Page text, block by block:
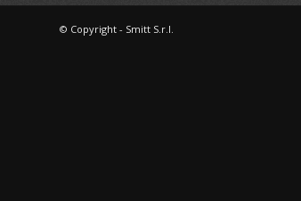
© Copyright - Smitt S.r.l.